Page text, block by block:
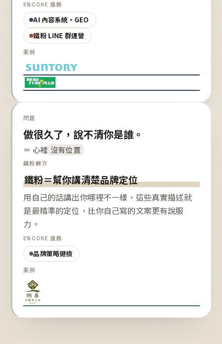
ENCORE 服務
AI 內容系統・GEO
鐵粉 LINE 群運營
案例
問題
做很久了，說不清你是誰。
＝ 心裡 沒有位置
鐵粉解方
鐵粉＝幫你講清楚品牌定位
用自己的話講出你哪裡不一樣，這些真實描述就
是最精準的定位，比你自己寫的文案更有說服
力。
ENCORE 服務
品牌策略健檢
案例